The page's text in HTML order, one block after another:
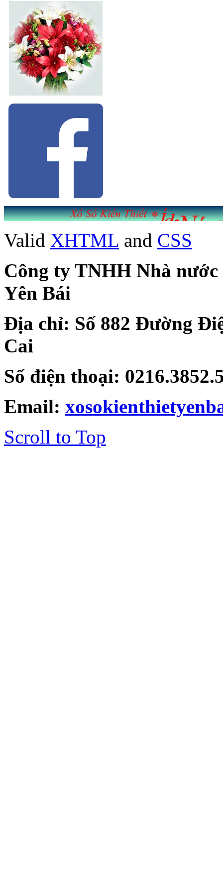
Valid XHTML and CSS
Công ty TNHH Nhà
Yên Bái
Địa chỉ: Số 882 Đường
Cai
Số điện thoại:
Email:
Scroll to Top